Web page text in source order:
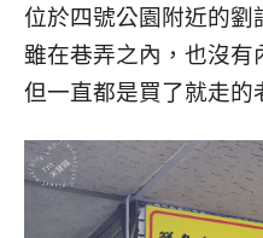
位於四號公園附近的劉
雖在巷弄之內，也沒有
但一直都是買了就走的